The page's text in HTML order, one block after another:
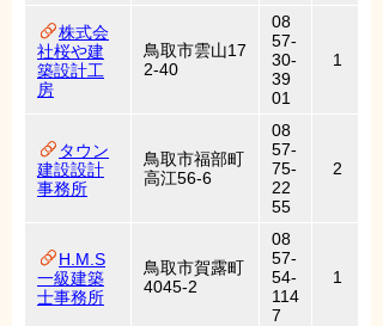
株式会
社桜や建
築設計工
房
鳥取市雲山17
2-40
08
57-
30-
39
01
1
タウン
建設設計
事務所
鳥取市福部町
高江56-6
08
57-
75-
22
55
2
H.M.S
一級建築
士事務所
鳥取市賀露町
4045-2
08
57-
54-
114
7
1